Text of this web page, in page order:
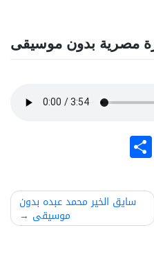
مصرية بدون موسيقى
نشر
سايق الخير محمد عبده بدون
موسيقى